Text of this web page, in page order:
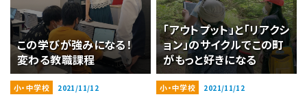
この学びが強みになる！
変わる教職課程
小・中学校 2021/11/12
「アウトプット」と「リアクシ
ョン」のサイクルでこの町
がもっと好きになる
小・中学校 2021/11/12